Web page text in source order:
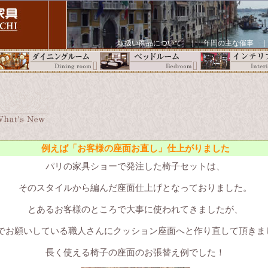
取扱い商品について｜年間の主な催事
例えば「お客様の座面お直し」仕上がりました
パリの家具ショーで発注した椅子セットは、
そのスタイルから編んだ座面仕上げとなっておりました。
とあるお客様のところで大事に使われてきましたが、
お願いしている職人さんにクッション座面へと作り直して頂きま
長く使える椅子の座面のお張替え例でした！